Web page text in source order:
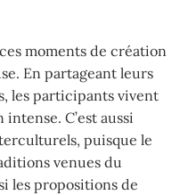
moments de création
En partageant leurs
les participants vivent
C’est aussi
puisque le
venues du
les propositions de